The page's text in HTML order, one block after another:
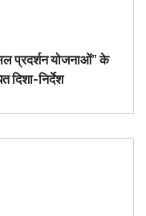
प्रदर्शन योजनाओं” के
दिशा-निर्देश